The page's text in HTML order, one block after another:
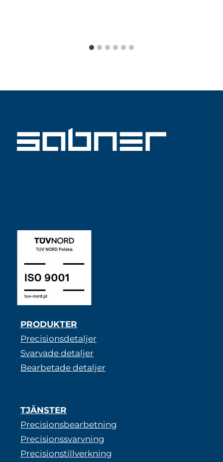
PRODUKTER
Precisionsdetaljer
Svarvade detaljer
Bearbetade detaljer
TJÄNSTER
Precisionsbearbetning
Precisionssvarvning
Precisionstillverkning